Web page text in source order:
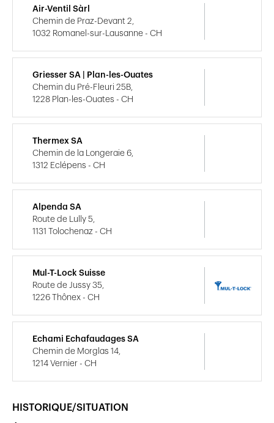
HISTORIQUE/SITUATION
Air-Ventil Sàrl
Chemin de Praz-Devant 2,
1032 Romanel-sur-Lausanne - CH
Griesser SA | Plan-les-Ouates
Chemin du Pré-Fleuri 25B,
1228 Plan-les-Ouates - CH
Thermex SA
Chemin de la Longeraie 6,
1312 Eclépens - CH
Alpenda SA
Route de Lully 5,
1131 Tolochenaz - CH
Mul-T-Lock Suisse
Route de Jussy 35,
1226 Thônex - CH
Echami Echafaudages SA
Chemin de Morglas 14,
1214 Vernier - CH